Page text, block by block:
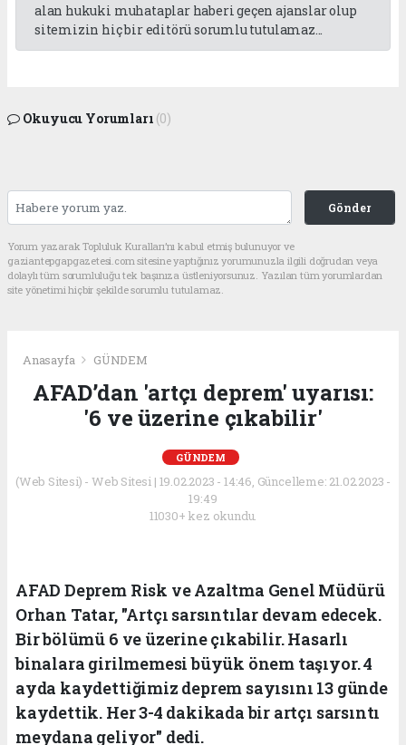
alan hukuki muhataplar haberi geçen ajanslar olup
sitemizin hiç bir editörü sorumlu tutulamaz...
Okuyucu Yorumları (0)
Gönder
Yorum yazarak Topluluk Kuralları’nı kabul etmiş bulunuyor ve
gaziantepgapgazetesi.com sitesine yaptığınız yorumunuzla ilgili doğrudan veya
dolaylı tüm sorumluluğu tek başınıza üstleniyorsunuz. Yazılan tüm yorumlardan
site yönetimi hiçbir şekilde sorumlu tutulamaz.
Anasayfa GÜNDEM
AFAD’dan 'artçı deprem' uyarısı:
'6 ve üzerine çıkabilir'
GÜNDEM
(Web Sitesi) - Web Sitesi | 19.02.2023 - 14:46, Güncelleme: 21.02.2023 -
19:49
11030+ kez okundu.
AFAD Deprem Risk ve Azaltma Genel Müdürü
Orhan Tatar, "Artçı sarsıntılar devam edecek.
Bir bölümü 6 ve üzerine çıkabilir. Hasarlı
binalara girilmemesi büyük önem taşıyor. 4
ayda kaydettiğimiz deprem sayısını 13 günde
kaydettik. Her 3-4 dakikada bir artçı sarsıntı
meydana geliyor" dedi.